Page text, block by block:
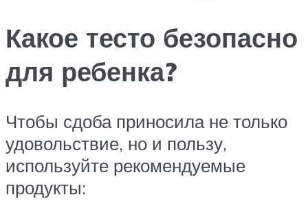
Какое тесто безопасно
для ребенка?
Чтобы сдоба приносила не только
удовольствие, но и пользу,
используйте рекомендуемые
продукты: